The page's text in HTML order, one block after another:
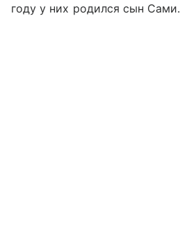
году у них родился сын Сами.